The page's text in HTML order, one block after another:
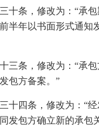
十条，修改为：“承
半年以书面形式通
三条，修改为：“承
包方备案。”
十四条，修改为：“
发包方确立新的承